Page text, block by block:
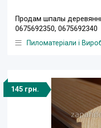
Продам шпалы
0675692350, 0675692340
Пиломатеріали і
145 грн.